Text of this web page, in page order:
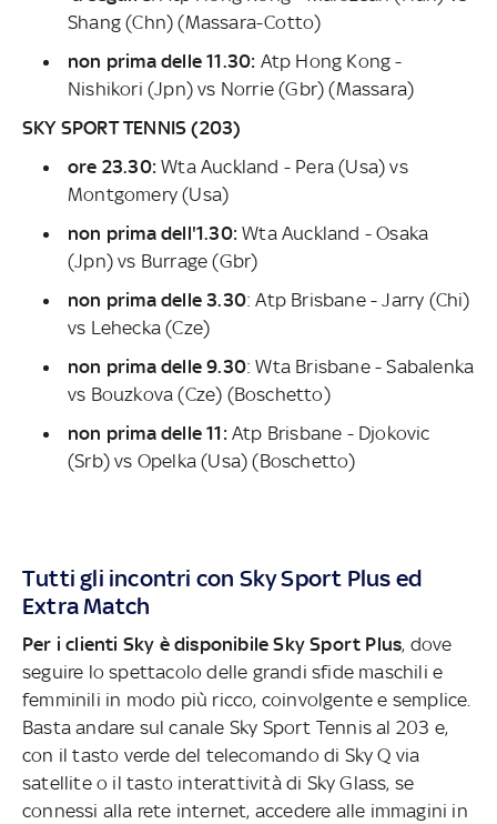
Shang (Chn) (Massara-Cotto)
non prima delle 11.30: Atp Hong Kong -
Nishikori (Jpn) vs Norrie (Gbr) (Massara)
SKY SPORT TENNIS (203)
ore 23.30: Wta Auckland - Pera (Usa) vs
Montgomery (Usa)
non prima dell'1.30: Wta Auckland - Osaka
(Jpn) vs Burrage (Gbr)
non prima delle 3.30: Atp Brisbane - Jarry (Chi)
vs Lehecka (Cze)
non prima delle 9.30: Wta Brisbane - Sabalenka
vs Bouzkova (Cze) (Boschetto)
non prima delle 11:Atp Brisbane - Djokovic
(Srb) vs Opelka (Usa) (Boschetto)
Tutti gli incontri con Sky Sport Plus ed
Extra Match
Per i clienti Sky è disponibile Sky Sport Plus, dove
seguire lo spettacolo delle grandi sfide maschili e
femminili in modo più ricco, coinvolgente e semplice.
Basta andare sul canale Sky Sport Tennis al 203 e,
con il tasto verde del telecomando di Sky Q via
satellite o il tasto interattività di Sky Glass, se
connessi alla rete internet, accedere alle immagini in